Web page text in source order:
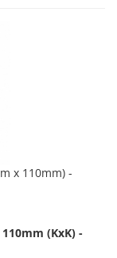
x 110mm) -
(KxK) -